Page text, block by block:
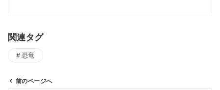
関連タグ
恐竜
前のページへ